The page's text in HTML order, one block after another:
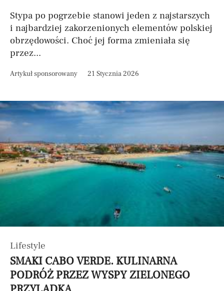
Stypa po pogrzebie stanowi jeden z najstarszych
i najbardziej zakorzenionych elementów polskiej
obrzędowości. Choć jej forma zmieniała się
przez...
Artykuł sponsorowany 21 Stycznia 2026
Lifestyle
SMAKI CABO VERDE. KULINARNA
PODRÓŻ PRZEZ WYSPY ZIELONEGO